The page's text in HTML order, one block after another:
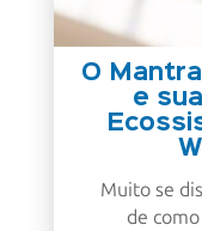
O
e
Muito se
de